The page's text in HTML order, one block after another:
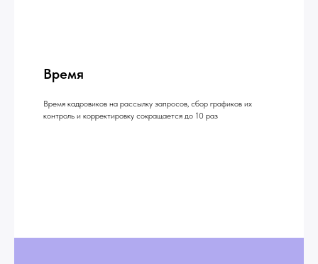
Время
Время кадровиков на рассылку запросов, сбор графиков их
контроль и корректировку сокращается до 10 раз